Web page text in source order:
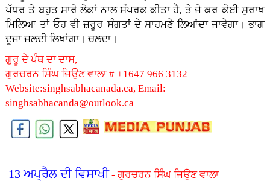
ਪੱਧਰ ਤੇ ਬਹੁਤ ਸਾਰੇ ਲੋਕਾਂ ਨਾਲ ਸੰਪਰਕ ਕੀਤਾ ਹੈ, ਤੇ ਜੇ ਕਰ ਕੋਈ ਸੁਰਾਖ
ਮਿਲਿਆ ਤਾਂ ਓਹ ਵੀ ਜ਼ਰੂਰ ਸੰਗਤਾਂ ਦੇ ਸਾਹਮਣੇ ਲਿਆਂਦਾ ਜਾਵੇਗਾ। ਭਾਗ
ਦੂਜਾ ਜਲਦੀ ਲਿਖਾਂਗਾ। ਚਲਦਾ।
ਗੁਰੂ ਦੇ ਪੰਥ ਦਾ ਦਾਸ,
ਗੁਰਚਰਨ ਸਿੰਘ ਜਿਉਣ ਵਾਲਾ # +1647 966 3132
Website:singhsabhacanada.ca, Email:
singhsabhacanda@outlook.ca
13 ਅਪ੍ਰੈਲ ਦੀ ਵਿਸਾਖੀ- ਗੁਰਚਰਨ ਸਿੰਘ ਜਿਉਣ ਵਾਲਾ